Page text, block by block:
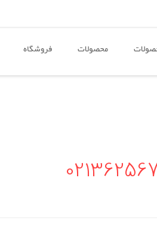
محصولات فروشگاه